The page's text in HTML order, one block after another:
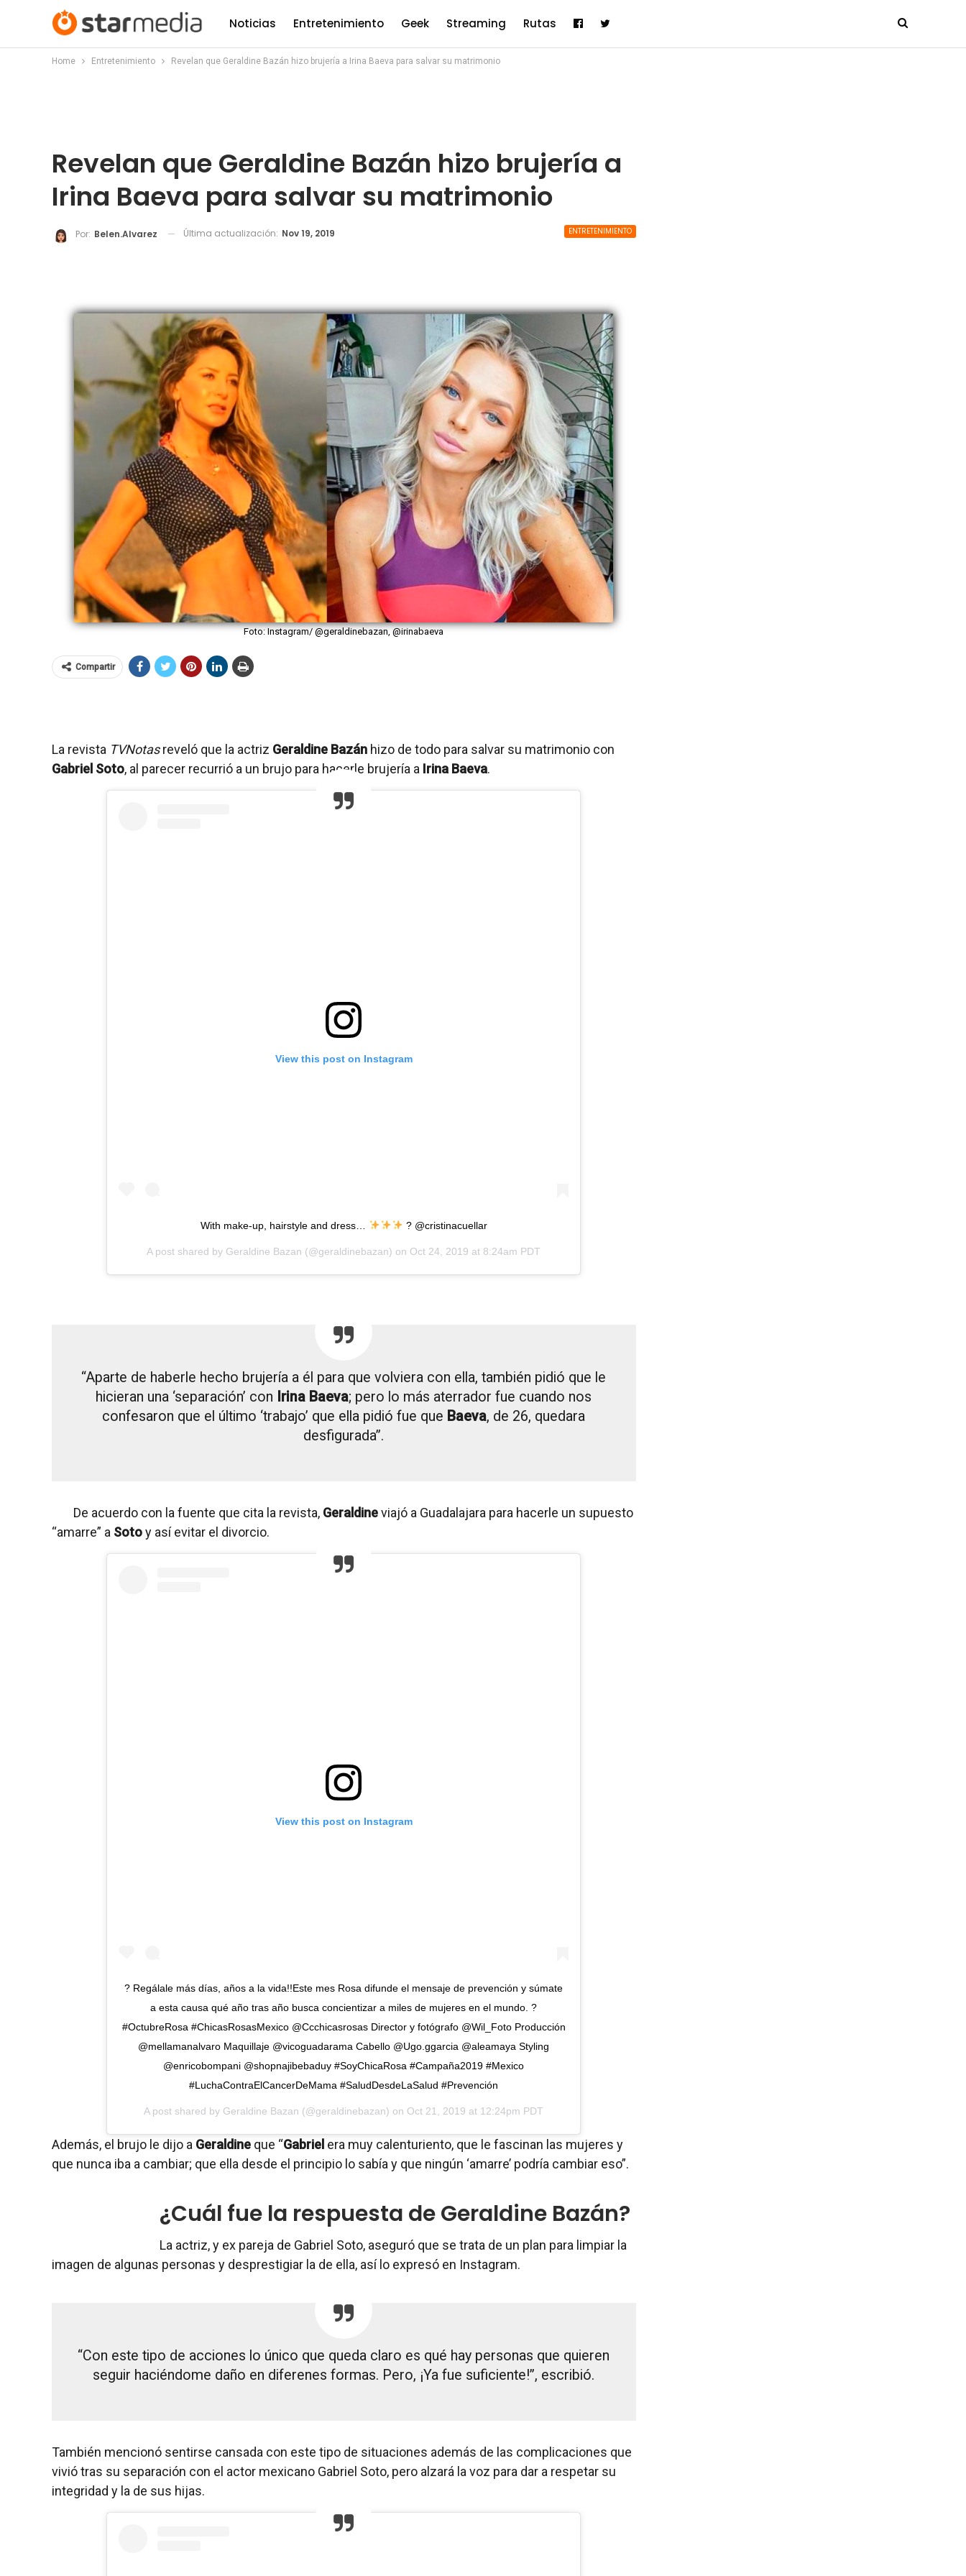
Noticias Entretenimiento Geek Streaming Rutas
Home Entretenimiento Revelan que Geraldine Bazán hizo brujería a Irina Baeva para salvar su matrimonio
Revelan que Geraldine Bazán hizo brujería a
Irina Baeva para salvar su matrimonio
ENTRETENIMIENTO
Por: Belen.alvarez Última actualización: Nov 19, 2019
Foto: Instagram/ @geraldinebazan, @irinabaeva
Compartir
La revista TVNotasreveló que la actriz Geraldine Bazán hizo de todo para salvar su matrimonio con
Gabriel Soto, al parecer recurrió a un brujo para hacerle brujería a Irina Baeva.
View this post on Instagram
With make-up, hairstyle and dress… ? @cristinacuellar
A post shared by Geraldine Bazan (@geraldinebazan) on Oct 24, 2019 at 8:24am PDT
“Aparte de haberle hecho brujería a él para que volviera con ella, también pidió que le
hicieran una ‘separación’ con Irina Baeva; pero lo más aterrador fue cuando nos
confesaron que el último ‘trabajo’ que ella pidió fue que Baeva, de 26, quedara
desfigurada”.
De acuerdo con la fuente que cita la revista, Geraldineviajó a Guadalajara para hacerle un supuesto
“amarre” a Sotoy así evitar el divorcio.
View this post on Instagram
? Regálale más días, años a la vida!!Este mes Rosa difunde el mensaje de prevención y súmate
a esta causa qué año tras año busca concientizar a miles de mujeres en el mundo. ?
#OctubreRosa #ChicasRosasMexico @Ccchicasrosas Director y fotógrafo @Wil_Foto Producción
@mellamanalvaro Maquillaje @vicoguadarama Cabello @Ugo.ggarcia @aleamaya Styling
@enricobompani @shopnajibebaduy #SoyChicaRosa #Campaña2019 #Mexico
#LuchaContraElCancerDeMama #SaludDesdeLaSalud #Prevención
A post shared by Geraldine Bazan (@geraldinebazan) on Oct 21, 2019 at 12:24pm PDT
Además, el brujo le dijo a Geraldine que “Gabriel era muy calenturiento, que le fascinan las mujeres y
que nunca iba a cambiar; que ella desde el principio lo sabía y que ningún ‘amarre’ podría cambiar eso”.
¿Cuál fue la respuesta de Geraldine Bazán?
La actriz, y ex pareja de Gabriel Soto, aseguró que se trata de un plan para limpiar la
imagen de algunas personas y desprestigiar la de ella, así lo expresó en Instagram.
“Con este tipo de acciones lo único que queda claro es qué hay personas que quieren
seguir haciéndome daño en diferenes formas. Pero, ¡Ya fue suficiente!”, escribió.
También mencionó sentirse cansada con este tipo de situaciones además de las complicaciones que
vivió tras su separación con el actor mexicano Gabriel Soto, pero alzará la voz para dar a respetar su
integridad y la de sus hijas.